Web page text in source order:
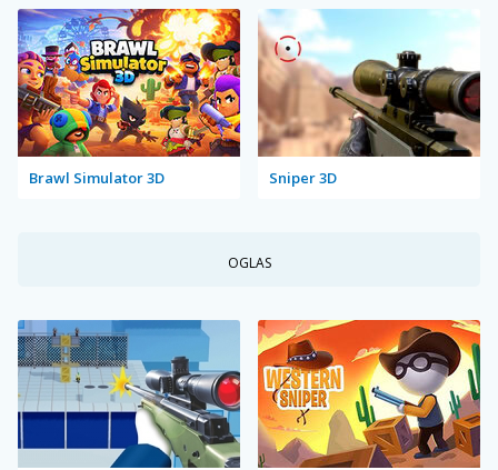
Brawl Simulator 3D Sniper 3D
OGLAS